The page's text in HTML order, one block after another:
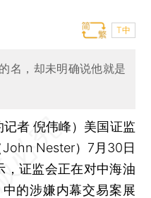
T中
名，却未明确说他就是
者 倪伟峰） 美国证监
Nester）7月30日
，证监会正在对中海油
的涉嫌内幕交易案展